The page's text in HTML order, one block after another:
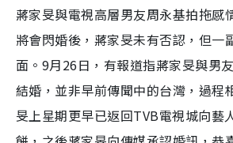
蔣家旻與電視高層男友周永基拍拖感
將會閃婚後，蔣家旻未有否認，但一
面。9月26日，有報道指蔣家旻與男
結婚，並非早前傳聞中的台灣，過程
旻上星期更早已返回TVB電視城向藝